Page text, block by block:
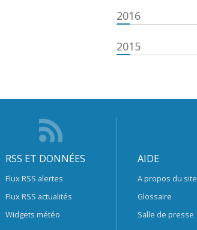
2016
2015
RSS ET DONNÉES
Flux RSS alertes
Flux RSS actualités
Widgets météo
AIDE
A propos du site
Glossaire
Salle de presse